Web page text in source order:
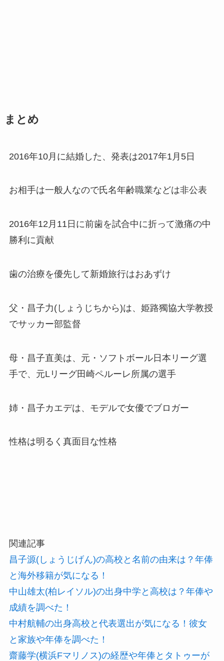
まとめ
2016年10月に結婚した、発表は2017年1月5日
お相手は一般人なので氏名年齢職業などは非公表
2016年12月11日に前歯を試合中に折って激痛の中
勝利に貢献
歯の治療を優先して新婚旅行はおあずけ
父・昌子力(しょうじちから)は、姫路獨協大学教授
でサッカー部監督
母・昌子直美は、元・ソフトボール日本リーグ選
手で、元Lリーグ田崎ペルーレ所属の選手
姉・昌子カエデは、モデルで女優でブロガー
性格は明るく真面目な性格
関連記事
昌子源(しょうじげん)の高校と名前の由来は？年俸
と海外移籍が気になる！
中山雄太(柏レイソル)の出身中学と高校は？年俸や
成績を調べた！
中村航輔の出身高校と代表選出が気になる！彼女
と家族や年俸を調べた！
齋藤学(横浜Fマリノス)の経歴や年俸とタトゥーが